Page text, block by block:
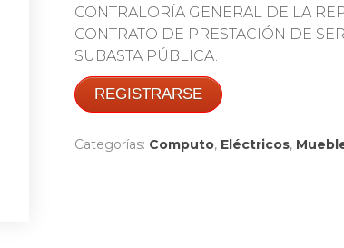
CONTRALORÍA GENERAL DE LA
CONTRATO DE PRESTACIÓN DE
SUBASTA PÚBLICA.
REGISTRARSE
Categorías: Computo, Eléctricos,